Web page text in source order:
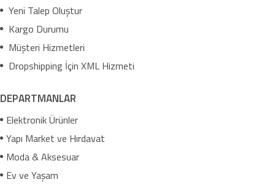
Yeni Talep Oluştur
Kargo Durumu
Müşteri Hizmetleri
Dropshipping İçin XML Hizmeti
DEPARTMANLAR
Elektronik Ürünler
Yapı Market ve Hırdavat
Moda & Aksesuar
Ev ve Yaşam